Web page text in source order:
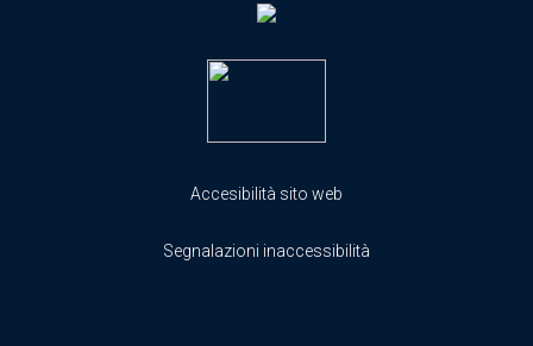
Accesibilità sito web
Segnalazioni inaccessibilità